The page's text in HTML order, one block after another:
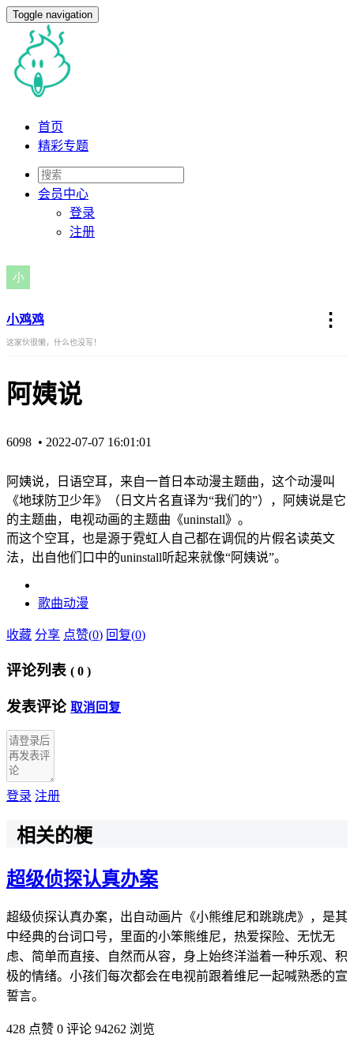
Toggle navigation
首页
精彩专题
会员中心
登录
注册
小鸡鸡 ⋮
这家伙很懒，什么也没写！
阿姨说
6098 • 2022-07-07 16:01:01
阿姨说，日语空耳，来自一首日本动漫主题曲，这个动漫叫
《地球防卫少年》（日文片名直译为“我们的”），阿姨说是它
的主题曲，电视动画的主题曲《uninstall》。
而这个空耳，也是源于霓虹人自己都在调侃的片假名读英文
法，出自他们口中的uninstall听起来就像“阿姨说”。
歌曲动漫
收藏 分享 点赞(0) 回复(0)
评论列表 ( 0 )
发表评论 取消回复
登录 注册
相关的梗
超级侦探认真办案
超级侦探认真办案，出自动画片《小熊维尼和跳跳虎》，是其
中经典的台词口号，里面的小笨熊维尼，热爱探险、无忧无
虑、简单而直接、自然而从容，身上始终洋溢着一种乐观、积
极的情绪。小孩们每次都会在电视前跟着维尼一起喊熟悉的宣
誓言。
428 点赞 0 评论 94262 浏览